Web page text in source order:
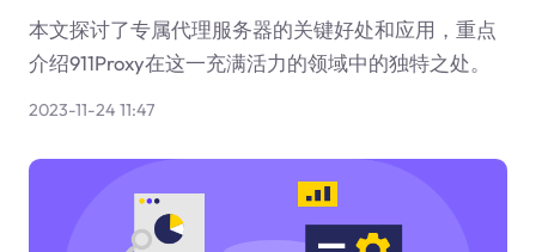
本文探讨了专属代理服务器的关键好处和应用，重点
介绍911Proxy在这一充满活力的领域中的独特之处。
2023-11-24 11:47